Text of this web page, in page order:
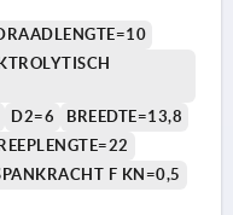
D2=6
BREEDTE=13,8
F KN=0,5